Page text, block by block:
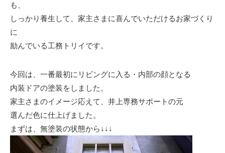
も、
しっかり養生して、家主さまに喜んでいただけるお家づくり
に
励んでいる工務トリイです。
今回は、一番最初にリビングに入る・内部の顔となる
内装ドアの塗装をしました。
家主さまのイメージ応えて、井上専務サポートの元
選んだ色に仕上げました。
まずは、無塗装の状態から↓↓↓